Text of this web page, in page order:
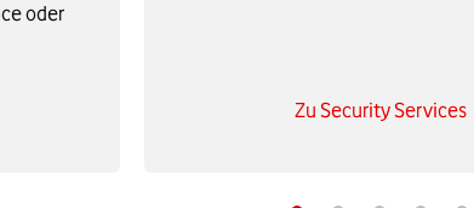
oder
Zu Security Services